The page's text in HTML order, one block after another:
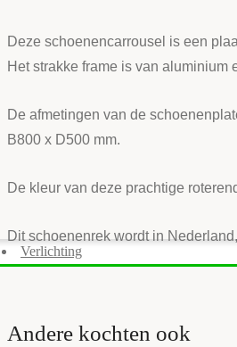
Verlichting
Deze schoenencarrousel is een
Het strakke frame is van
De afmetingen van de
B800 x D500 mm.
De kleur van deze prachtige
Dit schoenenrek wordt in
Andere kochten ook